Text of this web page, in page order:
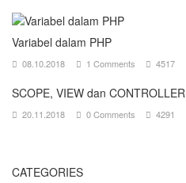
Variabel dalam PHP
08.10.2018 1 Comments 4517
SCOPE, VIEW dan CONTROLLER
20.11.2018 0 Comments 4291
CATEGORIES